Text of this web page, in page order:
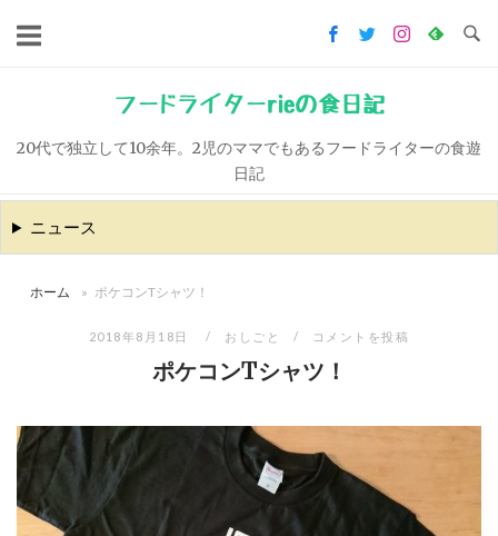
キ
ッ
フードライターrieの食日記
20代で独立して10余年。2児のママでもあるフードライターの食遊
日記
ニュース
ホーム » ポケコンTシャツ！
2018年8月18日 おしごと コメントを投稿
ポケコンTシャツ！